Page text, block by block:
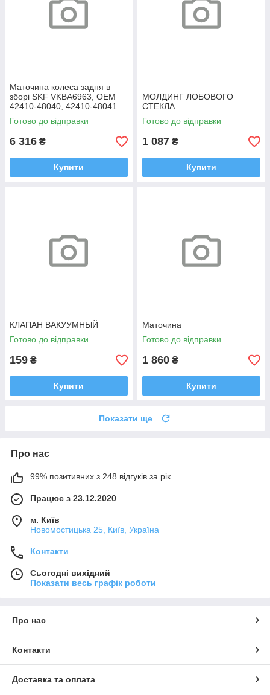
Маточина колеса задня в
зборі SKF VKBA6963, OEM
42410-48040, 42410-48041
Highlander, RX
Готово до відправки
6 316 ₴
Купити
МОЛДИНГ ЛОБОВОГО
СТЕКЛА
Готово до відправки
1 087 ₴
Купити
КЛАПАН ВАКУУМНЫЙ
Готово до відправки
159 ₴
Купити
Маточина
Готово до відправки
1 860 ₴
Купити
Показати ще
Про нас
99% позитивних з 248 відгуків за рік
Працює з 23.12.2020
м. Київ
Новомостицька 25, Київ, Україна
Контакти
Сьогодні вихідний
Показати весь графік роботи
Про нас
Контакти
Доставка та оплата